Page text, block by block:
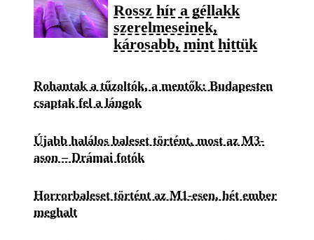
Rossz hír a géllakk
szerelmeseinek,
károsabb, mint hittük
Rohantak a tűzoltók, a mentők: Budapesten
csaptak fel a lángok
Újabb halálos baleset történt, most az M3-
ason – Drámai fotók
Horrorbaleset történt az M1-esen, hét ember
meghalt